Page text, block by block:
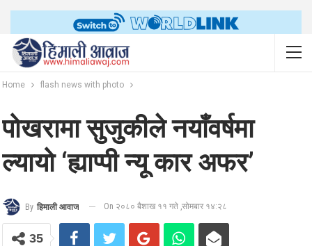
Home flash news with photo
पोखरामा सुजुकीले नयाँवर्षमा
ल्यायो ‘ह्याप्पी न्यू कार अफर’
By हिमाली आवाज On २०८० बैशाख ११ गते ,सोमबार १४:२८
35